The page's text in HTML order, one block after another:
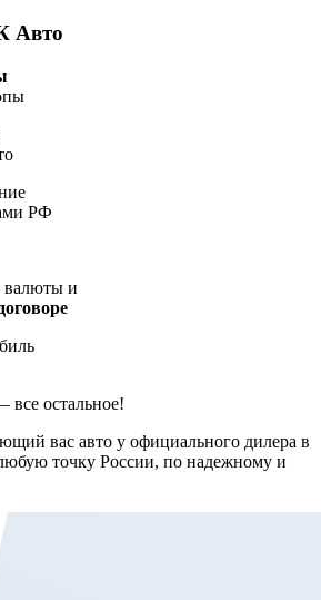
Авто
РФ
валюты и
остальное!
вас авто у официального дилера в
точку России, по надежному и